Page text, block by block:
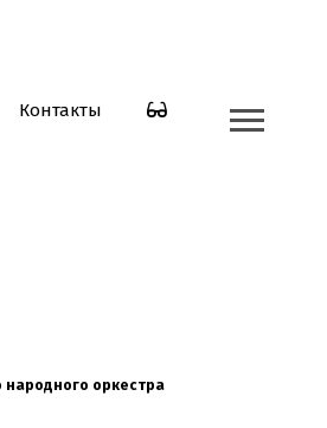
Контакты
оркестра